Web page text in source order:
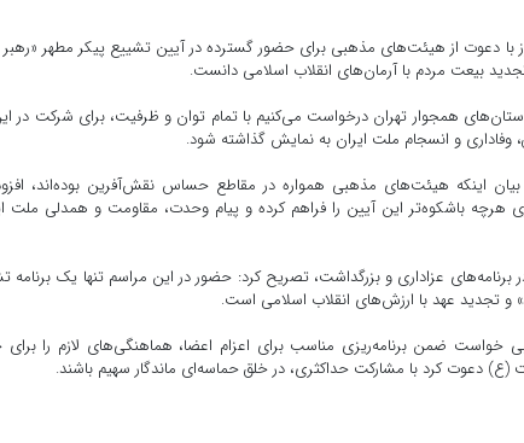
با دعوت از هیئت‌های مذهبی برای حضور گسترده در آیین تشییع پیکر مطهر
بیعت مردم با آرمان‌های انقلاب اسلامی دانست.
همجوار تهران درخواست می‌کنیم با تمام توان و ظرفیت، برای شرکت در
وفاداری و انسجام ملت ایران به نمایش گذاشته شود.
اینکه هیئت‌های مذهبی همواره در مقاطع حساس نقش‌آفرین بوده‌اند،
هرچه باشکوه‌تر این آیین را فراهم کرده و پیام وحدت، مقاومت و همدلی ملت
عزاداری و بزرگداشت، تصریح کرد: حضور در این مراسم تنها یک برنامه
و تجدید عهد با ارزش‌های انقلاب اسلامی است.
ضمن برنامه‌ریزی مناسب برای اعزام اعضا، هماهنگی‌های لازم را
(ع) دعوت کرد با مشارکت حداکثری، در خلق حماسه‌ای ماندگار سهیم باشند.